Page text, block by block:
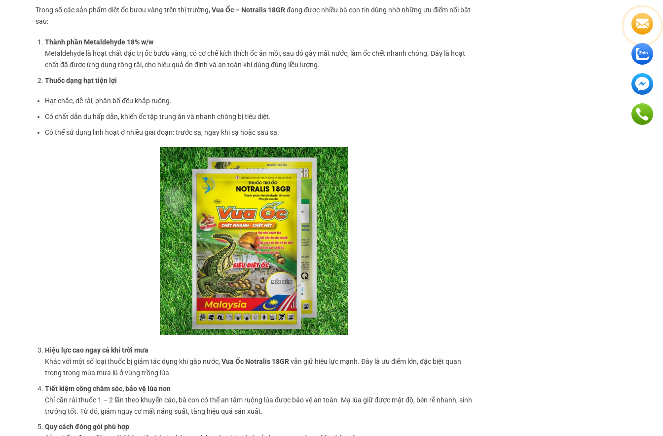
Trong số các sản phẩm diệt ốc bươu vàng trên thị trường, Vua Ốc – Notralis 18GRđang được nhiều bà con tin dùng nhờ những ưu điểm nổi bật
sau:
Thành phần Metaldehyde 18% w/w
Metaldehyde là hoạt chất đặc trị ốc bươu vàng, có cơ chế kích thích ốc ăn mồi, sau đó gây mất nước, làm ốc chết nhanh chóng. Đây là hoạt
chất đã được ứng dụng rộng rãi, cho hiệu quả ổn định và an toàn khi dùng đúng liều lượng.
Thuốc dạng hạt tiện lợi
Hạt chắc, dễ rải, phân bố đều khắp ruộng.
Có chất dẫn dụ hấp dẫn, khiến ốc tập trung ăn và nhanh chóng bị tiêu diệt.
Có thể sử dụng linh hoạt ở nhiều giai đoạn: trước sạ, ngay khi sạ hoặc sau sạ.
Hiệu lực cao ngay cả khi trời mưa
Khác với một số loại thuốc bị giảm tác dụng khi gặp nước, Vua Ốc Notralis 18GRvẫn giữ hiệu lực mạnh. Đây là ưu điểm lớn, đặc biệt quan
trọng trong mùa mưa lũ ở vùng trồng lúa.
Tiết kiệm công chăm sóc, bảo vệ lúa non
Chỉ cần rải thuốc 1 – 2 lần theo khuyến cáo, bà con có thể an tâm ruộng lúa được bảo vệ an toàn. Mạ lúa giữ được mật độ, bén rễ nhanh, sinh
trưởng tốt. Từ đó, giảm nguy cơ mất năng suất, tăng hiệu quả sản xuất.
Quy cách đóng gói phù hợp